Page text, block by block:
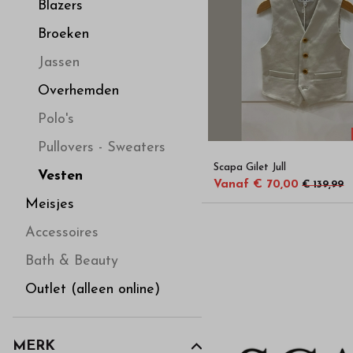
hoge
kwaliteit
onze
webshop
Blazers
Broeken
Jassen
Overhemden
Polo's
Pullovers - Sweaters
Vesten
Meisjes
Accessoires
Bath & Beauty
Outlet (alleen online)
MERK
Scapa Gilet Jull
Vanaf € 70,00 € 139,99